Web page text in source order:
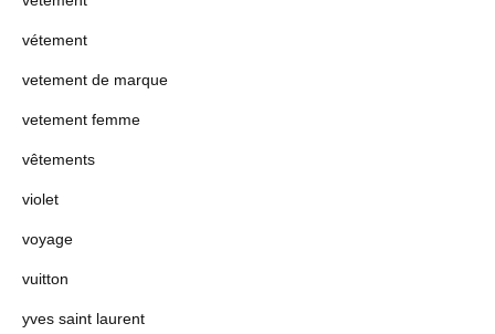
vétement
vetement de marque
vetement femme
vêtements
violet
voyage
vuitton
yves saint laurent